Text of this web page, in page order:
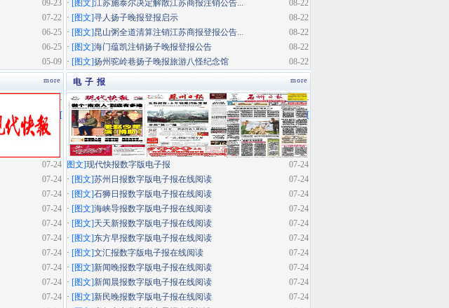
09-23
07-22
06-25
06-25
05-09
08-22
· [图文]江苏施泰尔决定解散江苏商报注销公告...
08-22
· [图文]寻人扬子晚报登报启示
08-22
· [图文]昆山粥全道清算注销江苏商报登报公告...
08-22
· [图文]海门蕴凯注销扬子晚报登报公告
08-22
· [图文]扬州驼岭巷扬子晚报旅游八怪纪念馆
more more
电 子 报
07-24
·
[
07-24
07-24
07-24
07-24
07-24
07-24
07-24
07-24
07-24
07-24
·
[
图文]现代快报数字版电子报
07-24
· [图文]苏州日报数字版电子报在线阅读
07-24
· [图文]石狮日报数字版电子报在线阅读
07-24
· [图文]海峡导报数字版电子报在线阅读
07-24
· [图文]天天新报数字版电子报在线阅读
07-24
· [图文]东方早报数字版电子报在线阅读
07-24
· [图文]文汇报数字版电子报在线阅读
07-24
· [图文]新闻晚报数字版电子报在线阅读
07-24
· [图文]新闻晨报数字版电子报在线阅读
07-24
· [图文]新民晚报数字版电子报在线阅读